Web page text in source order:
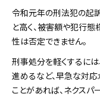
令和元年の刑法犯の起
と高く、被害額や犯行
性は否定できません。
刑事処分を軽くするに
進めるなど、早急な対
ことがあれば、ネクスパ